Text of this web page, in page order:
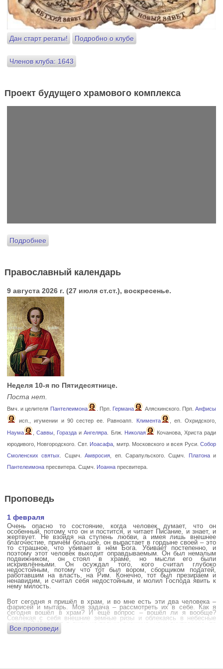
Дан старт регаты! Подробно о клубе
Членов клуба: 1643
Проект будущего храмового комплекса
Подробнее
Православный календарь
9 августа 2026 г. (27 июля ст.ст.), воскресенье.
Неделя 10-я по Пятидесятнице.
Поста нет.
Вмч. и целителя Пантелеимона . Прп. Германа Аляскинского. Прп.Анфисы
исп., игумении и 90 сестер ее. Равноапп.
Климента
, еп. Охридского,
Наума
,Саввы Горазда иАнгеляра . Блж. Николая
Кочанова, Христа ради
юродивого, Новгородского. Свт. Иоасафа , митр. Московского и всея Руси.Собор
Смоленских святых
. Сщмч.Амвросия , еп. Сарапульского. Сщмч. Платонаи
Пантелеимонапресвитера. Сщмч. Иоаннапресвитера.
Проповедь
1 февраля
Очень опасно то состояние, когда человек думает, что он
особенный, потому что он и постится, и читает Писание, и знает, и
жертвует. Не взойдя на ступень любви, а имея лишь внешнее
благочестие, причём большое, он вырастает в гордыне своей – это
то страшное, что убивает в нём Бога. Убивает постепенно, и
поэтому этот человек выходит оправдываемым. Он был немалым
подвижником, он стоял в храме, но мысли его были
искривлёнными. Он осуждал того, кого считал глубоко
недостойным, потому что тот был вором, сборщиком податей,
работавшим на власть, на Рим. Конечно, тот был презираем и
ненавидим, и считал себя недостойным, и молил Господа явить к
нему милость.
Вот сегодня я пришёл в храм, и во мне есть эти два человека –
фарисей и мытарь. Моя задача – рассмотреть их в себе. Как я
сегодня вошёл в храм? И ещё вопрос – вошёл ли я вообще?
Совлекая с себя внешние земные ризы и облекаясь в небесные
одежды? Имеется в виду не только внешние, но и внутренние, то
есть помыслы.
Все проповеди